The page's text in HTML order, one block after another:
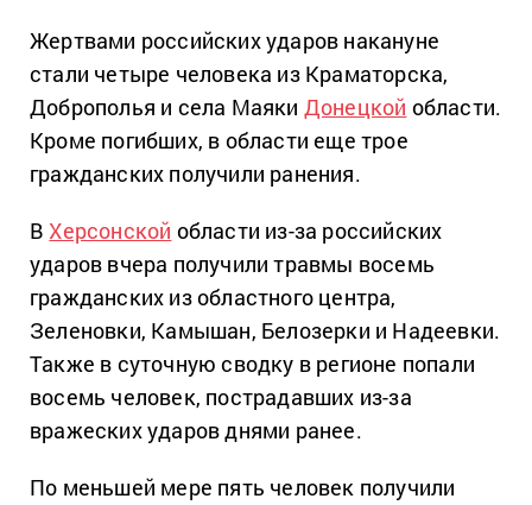
Жертвами российских ударов накануне
стали четыре человека из Краматорска,
Доброполья и села Маяки Донецкой области.
Кроме погибших, в области еще трое
гражданских получили ранения.
ВХерсонской области из-за российских
ударов вчера получили травмы восемь
гражданских из областного центра,
Зеленовки, Камышан, Белозерки и Надеевки.
Также в суточную сводку в регионе попали
восемь человек, пострадавших из-за
вражеских ударов днями ранее.
По меньшей мере пять человек получили